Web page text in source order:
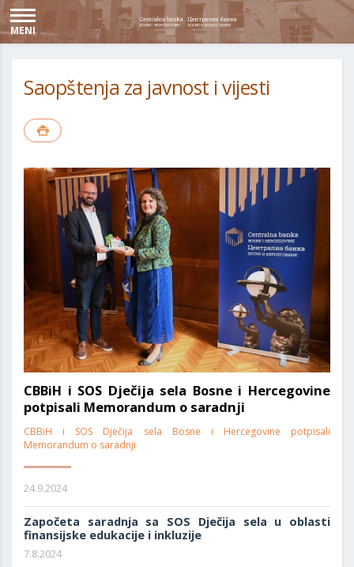
MENI
Saopštenja za javnost i vijesti
CBBiH i SOS Dječija sela Bosne i Hercegovine
potpisali Memorandum o saradnji
CBBiH i SOS Dječija sela Bosne i Hercegovine potpisali
Memorandum o saradnji
24.9.2024
Započeta saradnja sa SOS Dječija sela u oblasti
finansijske edukacije i inkluzije
7.8.2024